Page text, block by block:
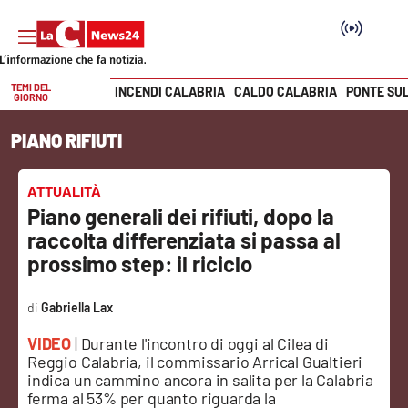
SEZIONI
Cronaca
Politica
Italia Mondo
Vai
TEMI DEL
GIORNO
INCENDI CALABRIA CALDO CALABRIA PONTE
PIANO RIFIUTI
ATTUALITÀ
Piano generali dei rifiuti, dopo la
raccolta differenziata si passa al
prossimo step: il riciclo
VIDEO| Durante l'incontro di oggi al Cilea di
Reggio Calabria, il commissario Arrical Gualtieri
indica un cammino ancora in salita per la Calabria
ferma al 53% per quanto riguarda la
Gabriella Lax